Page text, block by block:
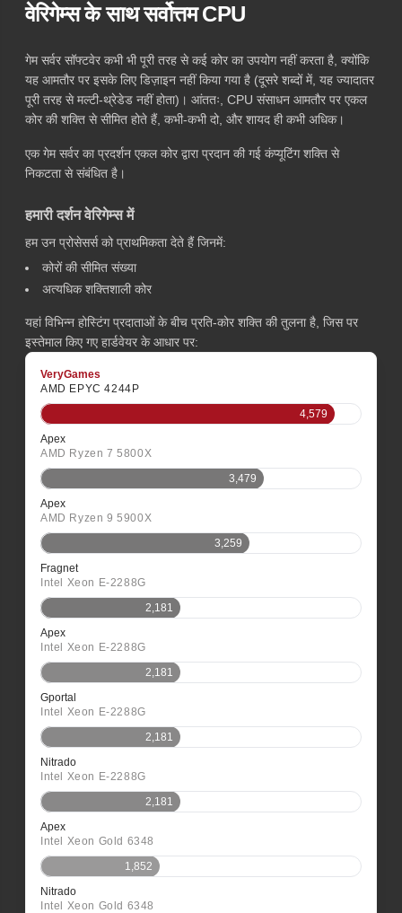
वेरिगेम्स के साथ सर्वोत्तम CPU
गेम सर्वर सॉफ्टवेर कभी भी पूरी तरह से कई कोर का उपयोग नहीं करता है, क्योंकि
यह आमतौर पर इसके लिए डिज़ाइन नहीं किया गया है (दूसरे शब्दों में, यह ज्यादातर
पूरी तरह से मल्टी-थ्रेडेड नहीं होता)। आंततः, CPU संसाधन आमतौर पर एकल
कोर की शक्ति से सीमित होते हैं, कभी-कभी दो, और शायद ही कभी अधिक।
एक गेम सर्वर का प्रदर्शन एकल कोर द्वारा प्रदान की गई कंप्यूटिंग शक्ति से
निकटता से संबंधित है।
हमारी दर्शन वेरिगेम्स में
हम उन प्रोसेसर्स को प्राथमिकता देते हैं जिनमें:
कोरों की सीमित संख्या
अत्यधिक शक्तिशाली कोर
यहां विभिन्न होस्टिंग प्रदाताओं के बीच प्रति-कोर शक्ति की तुलना है, जिस पर
इस्तेमाल किए गए हार्डवेयर के आधार पर:
VeryGames
AMD EPYC 4244P
4,579
Apex
AMD Ryzen 7 5800X
3,479
Apex
AMD Ryzen 9 5900X
3,259
Fragnet
Intel Xeon E-2288G
2,181
Apex
Intel Xeon E-2288G
2,181
Gportal
Intel Xeon E-2288G
2,181
Nitrado
Intel Xeon E-2288G
2,181
Apex
Intel Xeon Gold 6348
1,852
Nitrado
Intel Xeon Gold 6348